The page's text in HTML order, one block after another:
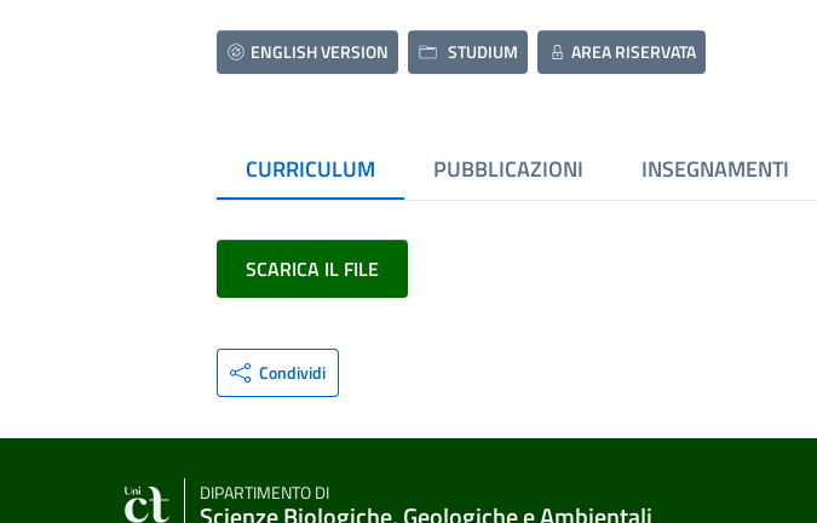
ENGLISH VERSION STUDIUM AREA RISERVATA
CURRICULUM PUBBLICAZIONI INSEGNAMENTI
SCARICA IL FILE
Condividi
DIPARTIMENTO DI